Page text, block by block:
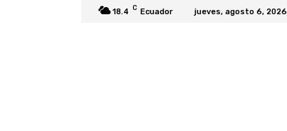
18.4 C Ecuador jueves, agosto 6, 2026